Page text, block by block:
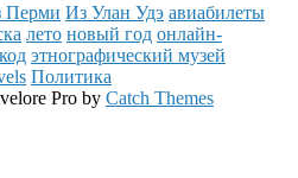
Перми Из Улан Удэ авиабилеты
лето новый год онлайн-
этнографический музей
Политика
Pro by Catch Themes